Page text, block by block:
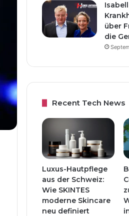
über
die
Recent Tech News
Luxus-Hautpflege
aus der Schweiz:
Wie SKINTES
moderne Skincare
neu definiert